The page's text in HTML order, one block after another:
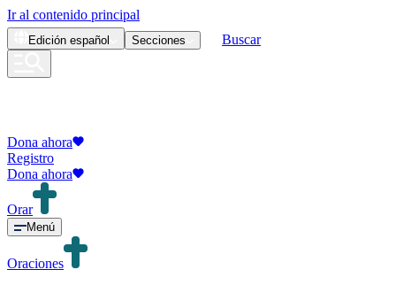
Ir al contenido principal
Edición español Secciones Buscar
Dona ahora
Registro
Dona ahora
Orar
Menú
Oraciones